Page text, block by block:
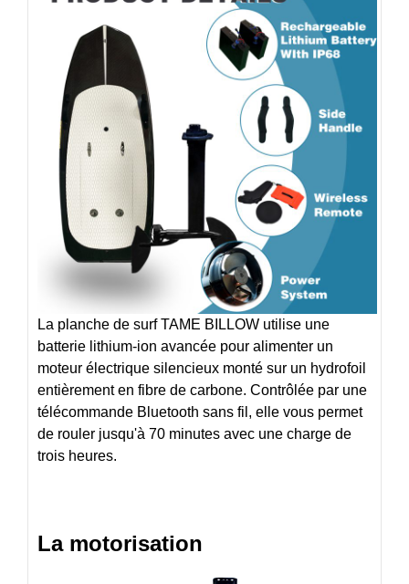
La planche de surf TAME BILLOW utilise une
batterie lithium-ion avancée pour alimenter un
moteur électrique silencieux monté sur un hydrofoil
entièrement en fibre de carbone. Contrôlée par une
télécommande Bluetooth sans fil, elle vous permet
de rouler jusqu'à 70 minutes avec une charge de
trois heures.
La motorisation